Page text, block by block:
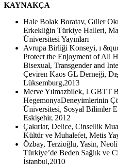
KAYNAKÇA
Hale Bolak Boratav, Güler
Erkekliğin Türkiye Halleri,
Üniversitesi Yayınları
Avrupa Birliği Konseyi, ı
Protect the Enjoyment of All
Bisexual, Transgender and
Çeviren Kaos GL Derneği,
Lüksemburg,2013
Merve Yılmazbilek, LGBTT
HegemonyaDeneyimlerinin
Üniversitesi, Sosyal Bilimler
Eskişehir, 2012
Çakırlar, Delice, Cinsellik
Kültür ve Muhalefet, Metis
Özbay, Terzioğlu, Yasin,
Türkiye’de Beden Sağlık ve
İstanbul,2010